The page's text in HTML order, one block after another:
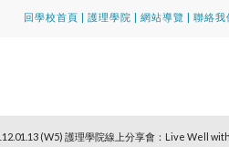
回學校首頁 |護理學院 |網站導覽 |聯絡我
(W5) 護理學院線上分享會：Live Well